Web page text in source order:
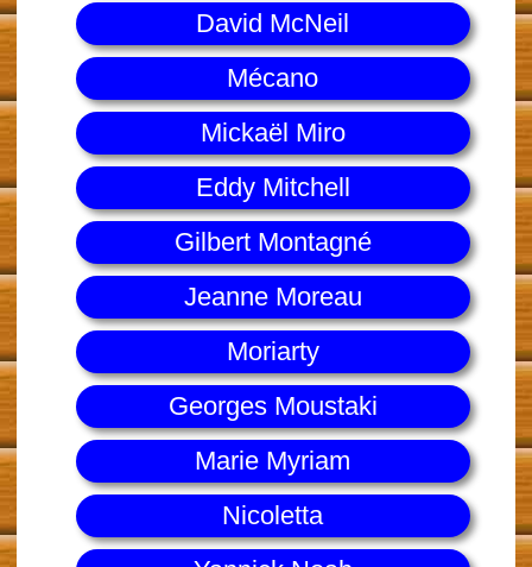
David McNeil
Mécano
Mickaël Miro
Eddy Mitchell
Gilbert Montagné
Jeanne Moreau
Moriarty
Georges Moustaki
Marie Myriam
Nicoletta